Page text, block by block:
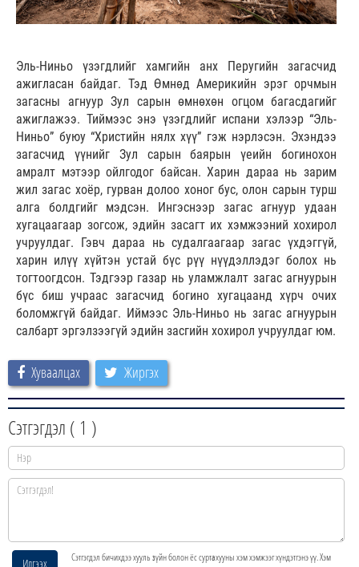
Эль-Ниньо үзэгдлийг хамгийн анх Перугийн загасчид
ажигласан байдаг. Тэд Өмнөд Америкийн эрэг орчмын
загасны агнуур Зул сарын өмнөхөн огцом багасдагийг
ажиглажээ. Тиймээс энэ үзэгдлийг испани хэлээр “Эль-
Ниньо” буюу “Христийн нялх хүү” гэж нэрлэсэн. Эхэндээ
загасчид үүнийг Зул сарын баярын үеийн богинохон
амралт мэтээр ойлгодог байсан. Харин дараа нь зарим
жил загас хоёр, гурван долоо хоног бус, олон сарын турш
алга болдгийг мэдсэн. Ингэснээр загас агнуур удаан
хугацаагаар зогсож, эдийн засагт их хэмжээний хохирол
учруулдаг. Гэвч дараа нь судалгаагаар загас үхдэггүй,
харин илүү хүйтэн устай бүс рүү нүүдэллэдэг болох нь
тогтоогдсон. Тэдгээр газар нь уламжлалт загас агнуурын
бүс биш учраас загасчид богино хугацаанд хүрч очих
боломжгүй байдаг. Иймээс Эль-Ниньо нь загас агнуурын
салбарт эргэлзээгүй эдийн засгийн хохирол учруулдаг юм.
Хуваалцах Жиргэх
Сэтгэгдэл ( 1 )
Илгээх
Сэтгэгдэл бичихдээ хууль зүйн болон ёс суртахууны хэм хэмжээг хүндэтгэнэ үү. Хэм